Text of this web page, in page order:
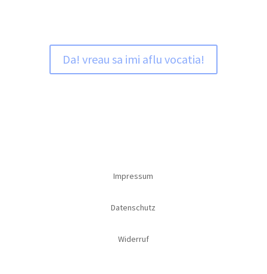
Da! vreau sa imi aflu vocatia!
Impressum
Datenschutz
Widerruf